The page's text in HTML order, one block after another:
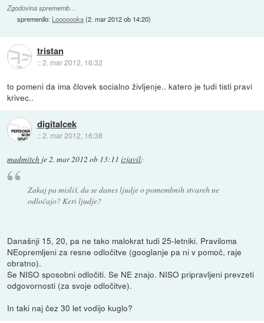
Zgodovina sprememb…
spremenilo: Looooooka(2. mar 2012 ob 14:20)
tristan
::2. mar 2012, 16:32
to pomeni da ima človek socialno življenje.. katero je tudi tisti pravi
krivec..
digitalcek
::2. mar 2012, 16:38
madmitch je2. mar 2012 ob 13:11 izjavil:
Zakaj pa misliš, da se danes ljudje o pomembnih stvareh ne
odločajo? Keri ljudje?
Današnji 15, 20, pa ne tako malokrat tudi 25-letniki. Praviloma
NEopremljeni za resne odločitve (googlanje pa ni v pomoč, raje
obratno).
Se NISO sposobni odločiti. Se NE znajo. NISO pripravljeni prevzeti
odgovornosti (za svoje odločitve).
In taki naj čez 30 let vodijo kuglo?